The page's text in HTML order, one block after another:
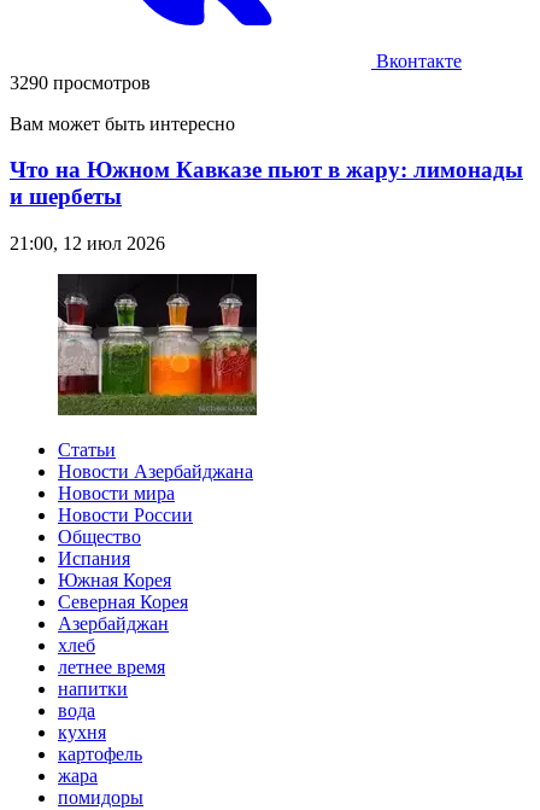
Вконтакте
3290 просмотров
Вам может быть интересно
Что на Южном Кавказе пьют в жару: лимонады
и шербеты
21:00, 12 июл 2026
Статьи
Новости Азербайджана
Новости мира
Новости России
Общество
Испания
Южная Корея
Северная Корея
Азербайджан
хлеб
летнее время
напитки
вода
кухня
картофель
жара
помидоры